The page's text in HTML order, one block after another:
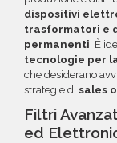
dispositivi
trasformatori e
permanenti. È
tecnologie per
che desiderano
strategie di sales
Filtri
ed